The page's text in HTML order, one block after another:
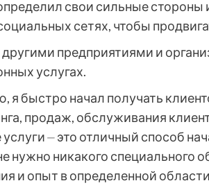
свои сильные
сетях, чтобы
другими предприятиями и
услугах.
я быстро начал получать
продаж, обслуживания
⏤ это отличный способ
нужно никакого специального
и опыт в определенной